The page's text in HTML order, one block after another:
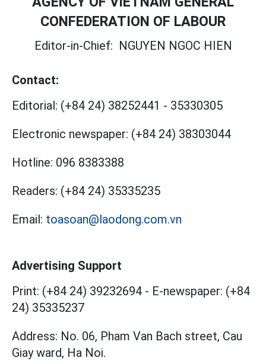
CONFEDERATION OF LABOUR
Editor-in-Chief: NGUYEN NGOC HIEN
Contact:
Editorial: (+84 24) 38252441 - 35330305
Electronic newspaper: (+84 24) 38303044
Hotline: 096 8383388
Readers: (+84 24) 35335235
Email: toasoan@laodong.com.vn
Advertising Support
Print: (+84 24) 39232694 - E-newspaper: (+84
24) 35335237
Address: No. 06, Pham Van Bach street, Cau
Giay ward, Ha Noi.